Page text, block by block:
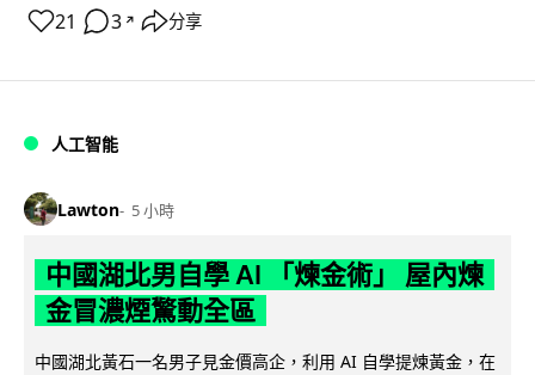
21 3 ↗ 分享
人工智能
Lawton 5 小時
中國湖北男自學 AI 「煉金術」 屋內煉
金冒濃煙驚動全區
中國湖北黃石一名男子見金價高企，利用 AI 自學提煉黃金，在